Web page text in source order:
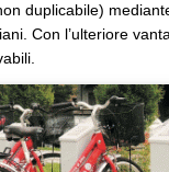
duplicabile)
Con l’ulteriore